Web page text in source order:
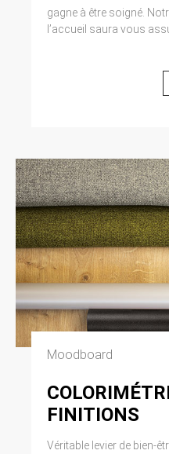
gagne à être soigné.
l’accueil saura vous
Moodboard
FINITIONS
Véritable levier de bien-